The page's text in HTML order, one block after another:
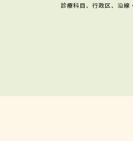
診療科目、行政区、沿線